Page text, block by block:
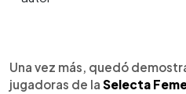
Escuchar artículo
Una vez más, quedó
jugadoras de la Selecta